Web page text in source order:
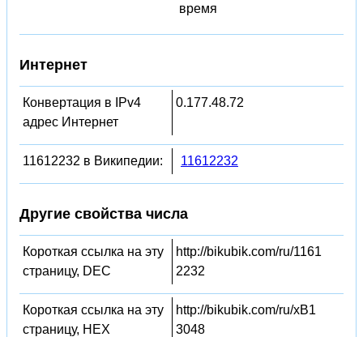
время
Интернет
Конвертация в IPv4
адрес Интернет
0.177.48.72
11612232 в Википедии: 11612232
Другие свойства числа
Короткая ссылка на эту
страницу, DEC
http://bikubik.com/ru/1161
2232
Короткая ссылка на эту
страницу, HEX
http://bikubik.com/ru/xB1
3048